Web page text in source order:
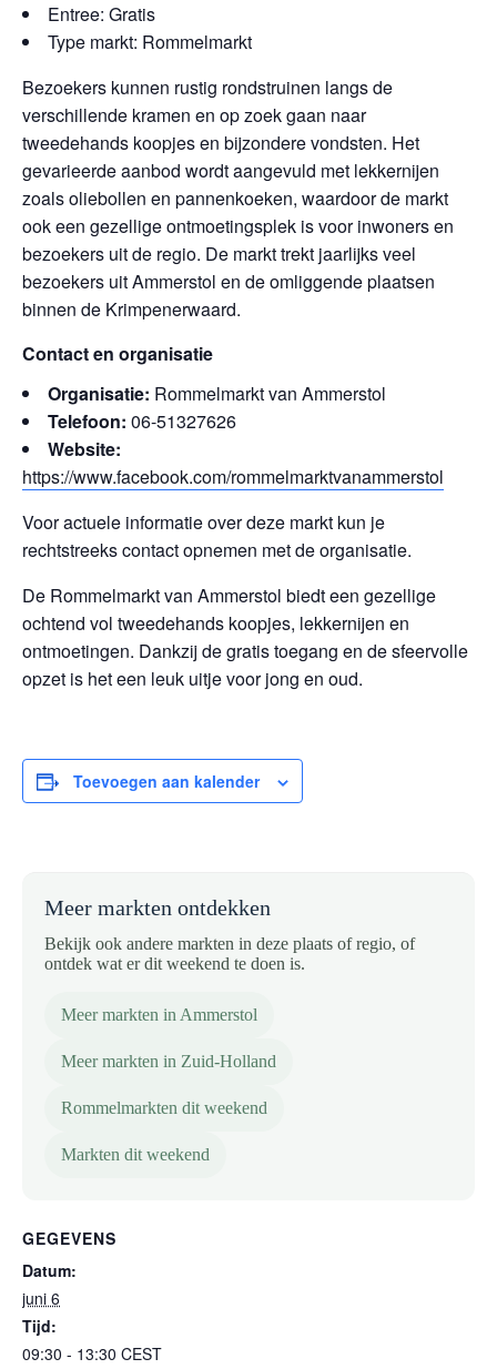
Entree: Gratis
Type markt: Rommelmarkt
Bezoekers kunnen rustig rondstruinen langs de
verschillende kramen en op zoek gaan naar
tweedehands koopjes en bijzondere vondsten. Het
gevarieerde aanbod wordt aangevuld met lekkernijen
zoals oliebollen en pannenkoeken, waardoor de markt
ook een gezellige ontmoetingsplek is voor inwoners en
bezoekers uit de regio. De markt trekt jaarlijks veel
bezoekers uit Ammerstol en de omliggende plaatsen
binnen de Krimpenerwaard.
Contact en organisatie
Organisatie: Rommelmarkt van Ammerstol
Telefoon: 06-51327626
Website:
https://www.facebook.com/rommelmarktvanammerstol
Voor actuele informatie over deze markt kun je
rechtstreeks contact opnemen met de organisatie.
De Rommelmarkt van Ammerstol biedt een gezellige
ochtend vol tweedehands koopjes, lekkernijen en
ontmoetingen. Dankzij de gratis toegang en de sfeervolle
opzet is het een leuk uitje voor jong en oud.
Toevoegen aan kalender
Meer markten ontdekken
Bekijk ook andere markten in deze plaats of regio, of
ontdek wat er dit weekend te doen is.
Meer markten in Ammerstol
Meer markten in Zuid-Holland
Rommelmarkten dit weekend
Markten dit weekend
GEGEVENS
Datum:
juni 6
Tijd:
09:30 - 13:30 CEST